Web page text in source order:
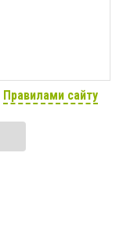
Правилами сайту